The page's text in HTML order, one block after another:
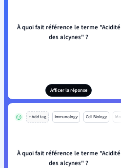
À quoi fait référence le terme "Acidité
des alcynes" ?
Afficer la réponse
+ Add tag Immunology Cell Biology Mo
À quoi fait référence le terme "Acidité
des alcynes" ?